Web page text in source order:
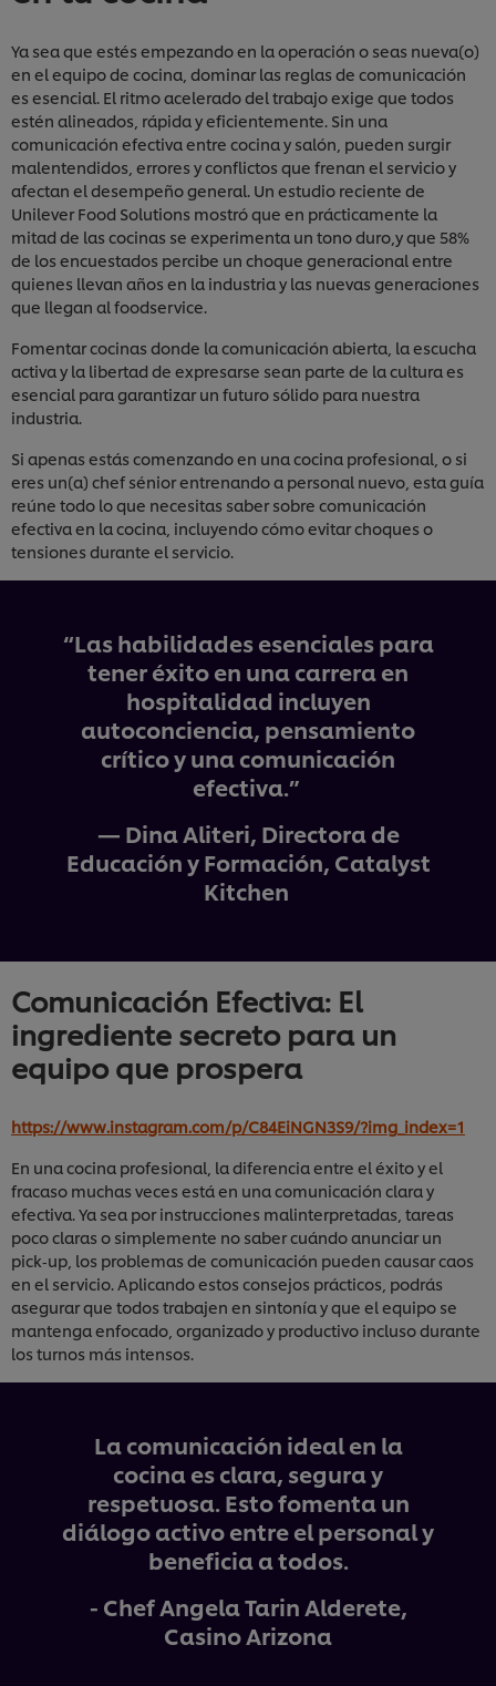
Ya sea que estés empezando en la operación o seas nueva(o)
en el equipo de cocina, dominar las reglas de comunicación
es esencial. El ritmo acelerado del trabajo exige que todos
estén alineados, rápida y eficientemente. Sin una
comunicación efectiva entre cocina y salón, pueden surgir
malentendidos, errores y conflictos que frenan el servicio y
afectan el desempeño general. Un estudio reciente de
Unilever Food Solutions mostró que en prácticamente la
mitad de las cocinas se experimenta un tono duro,y que 58%
de los encuestados percibe un choque generacional entre
quienes llevan años en la industria y las nuevas generaciones
que llegan al foodservice.
Fomentar cocinas donde la comunicación abierta, la escucha
activa y la libertad de expresarse sean parte de la cultura es
esencial para garantizar un futuro sólido para nuestra
industria.
Si apenas estás comenzando en una cocina profesional, o si
eres un(a) chef sénior entrenando a personal nuevo, esta guía
reúne todo lo que necesitas saber sobre comunicación
efectiva en la cocina, incluyendo cómo evitar choques o
tensiones durante el servicio.
“Las habilidades esenciales para
tener éxito en una carrera en
hospitalidad incluyen
autoconciencia, pensamiento
crítico y una comunicación
efectiva.”
— Dina Aliteri, Directora de
Educación y Formación, Catalyst
Kitchen
Comunicación Efectiva: El
ingrediente secreto para un
equipo que prospera
https://www.instagram.com/p/C84EiNGN3S9/?img_index=1
En una cocina profesional, la diferencia entre el éxito y el
fracaso muchas veces está en una comunicación clara y
efectiva. Ya sea por instrucciones malinterpretadas, tareas
poco claras o simplemente no saber cuándo anunciar un
pick‑up, los problemas de comunicación pueden causar caos
en el servicio. Aplicando estos consejos prácticos, podrás
asegurar que todos trabajen en sintonía y que el equipo se
mantenga enfocado, organizado y productivo incluso durante
los turnos más intensos.
La comunicación ideal en la
cocina es clara, segura y
respetuosa. Esto fomenta un
diálogo activo entre el personal y
beneficia a todos.
- Chef Angela Tarin Alderete,
Casino Arizona